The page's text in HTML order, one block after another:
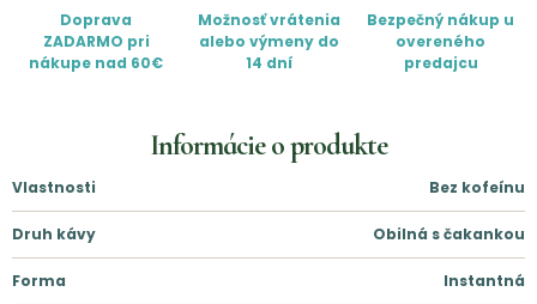
Doprava
ZADARMO pri
nákupe nad 60€
Možnosť vrátenia
alebo výmeny do
14 dní
Bezpečný nákup u
overeného
predajcu
Informácie o produkte
Vlastnosti Bez kofeínu
Druh kávy Obilná s čakankou
Forma Instantná